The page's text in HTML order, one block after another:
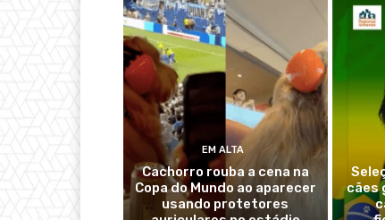
EM ALTA
Cachorro rouba a cena na
Copa do Mundo ao aparecer
usando protetores
cães